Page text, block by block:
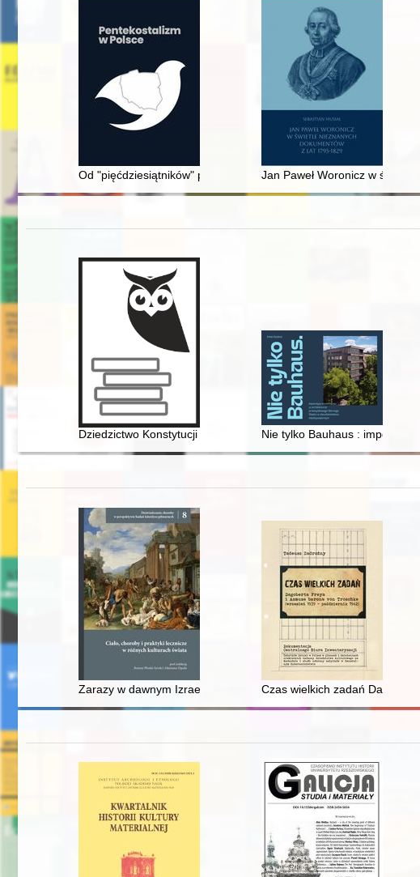
Od "pięćdziesiątników" przez "nogoumywalców" i "prostaków" do
Jan Paweł Woronicz w
Dziedzictwo Konstytucji 1812 roku : z dziejów konstytucjonalizmu
Nie tylko Bauhaus :
Zarazy w dawnym Izraelu Czas wielkich zadań